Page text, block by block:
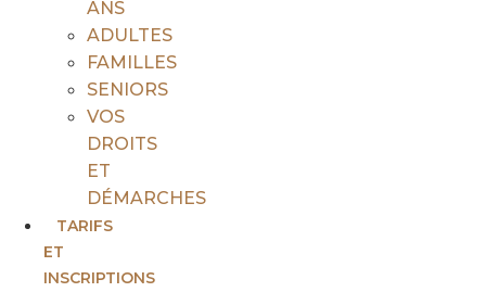
ANS
ADULTES
FAMILLES
SENIORS
VOS
DROITS
ET
DÉMARCHES
TARIFS
ET
INSCRIPTIONS